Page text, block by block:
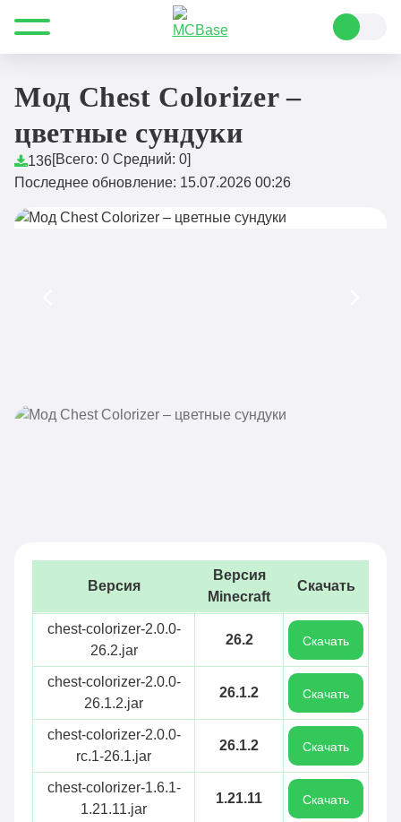
Все для Minecraft Моды Fabric
Мод Chest Colorizer –
цветные сундуки
136[Всего: 0 Средний: 0]
Последнее обновление: 15.07.2026 00:26
Версия
Версия
Minecraft
Скачать
chest-colorizer-2.0.0-
26.2.jar
26.2 Скачать
chest-colorizer-2.0.0-
26.1.2.jar
26.1.2 Скачать
chest-colorizer-2.0.0-
rc.1-26.1.jar
26.1.2 Скачать
chest-colorizer-1.6.1-
1.21.11.jar
1.21.11 Скачать